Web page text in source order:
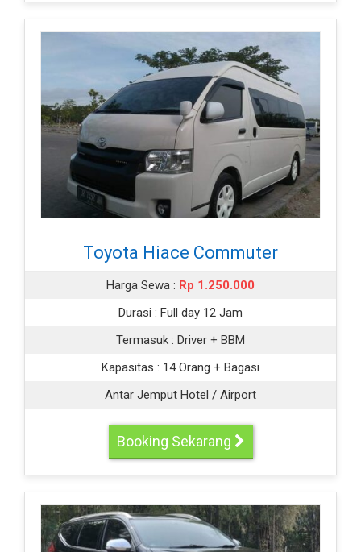
Toyota Hiace Commuter
Harga Sewa : Rp 1.250.000
Durasi : Full day 12 Jam
Termasuk : Driver + BBM
Kapasitas : 14 Orang + Bagasi
Antar Jemput Hotel / Airport
Booking Sekarang